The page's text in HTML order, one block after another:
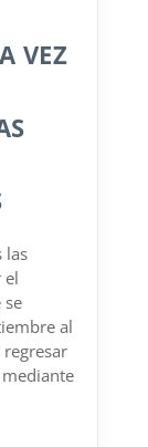
VEZ
las
el
se
al